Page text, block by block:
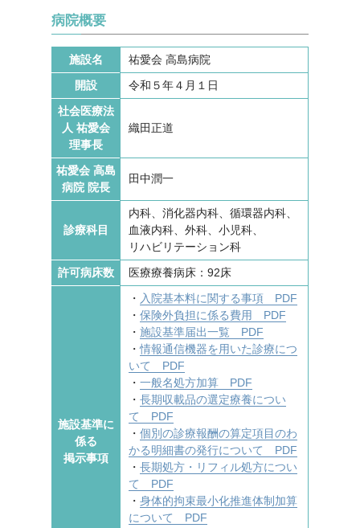
病院概要
施設名
祐愛会 高島病院
開設
令和５年４月１日
社会医療法
人 祐愛会
理事長
織田正道
祐愛会 高島
病院 院長
田中潤一
診療科目
内科、消化器内科、循環器内科、
血液内科、外科、小児科、
リハビリテーション科
許可病床数
医療療養病床：92床
施設基準に
係る
掲示事項
・ 入院基本料に関する事項 PDF
・ 保険外負担に係る費用 PDF
・ 施設基準届出一覧 PDF
・情報通信機器を用いた診療につ
いて PDF
・ 一般名処方加算 PDF
・ 長期収載品の選定療養につい
て PDF
・ 個別の診療報酬の算定項目のわ
かる明細書の発行について PDF
・ 長期処方・リフィル処方につい
て PDF
・ 身体的拘束最小化推進体制加算
について PDF